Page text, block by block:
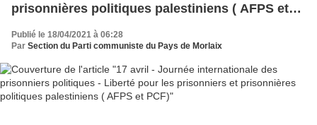
prisonnières politiques palestiniens ( AFPS et
Publié le 18/04/2021 à 06:28
Par Section du Parti communiste du Pays de Morlaix